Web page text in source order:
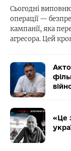
Сьогодні
операції —
кампанії, яка
агресора. Цей
«Це